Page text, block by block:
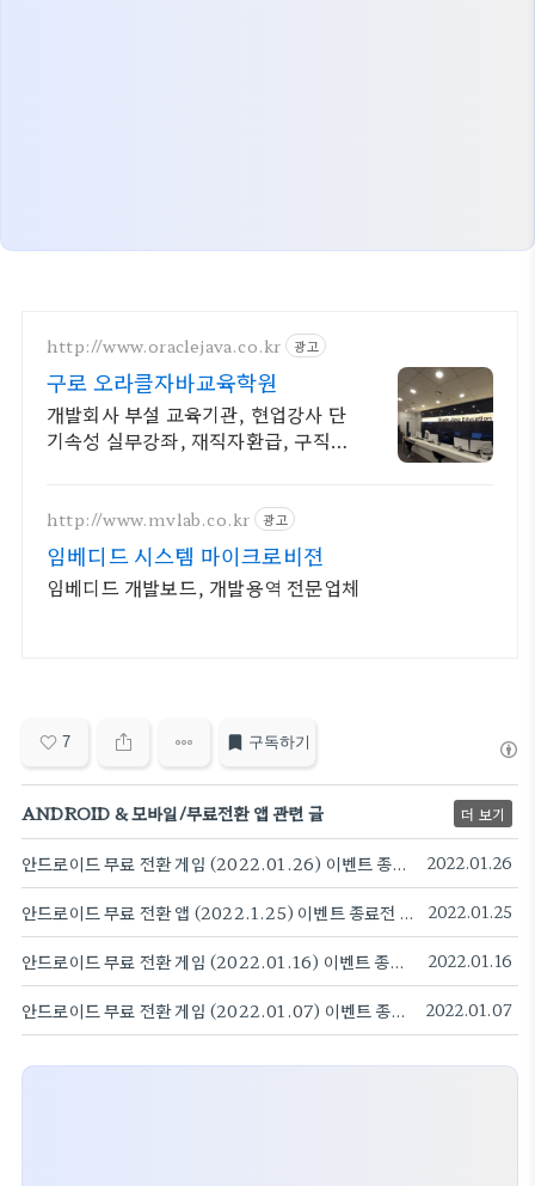
http://www.oraclejava.co.kr 광고
구로 오라클자바교육학원
개발회사 부설 교육기관, 현업강사 단
기속성 실무강좌, 재직자환급, 구직자
http://www.mvlab.co.kr 광고
임베디드 시스템 마이크로비젼
임베디드 개발보드, 개발용역 전문업체
7 구독하기
ANDROID & 모바일/무료전환 앱 관련 글 더 보기
안드로이드 무료 전환 게임 (2022.01.26) 이벤트 종료전 빨리 다운받으세요. 2022.01.26
안드로이드 무료 전환 앱 (2022.1.25) 이벤트 종료전 빨리 다운받으세요. 대출 계산기. PDF변환, ASMR, 메타태그 분석 2022.01.25
안드로이드 무료 전환 게임 (2022.01.16) 이벤트 종료전 빨리 다운받으세요. 2022.01.16
안드로이드 무료 전환 게임 (2022.01.07) 이벤트 종료전 빨리 다운받으세요. 2022.01.07